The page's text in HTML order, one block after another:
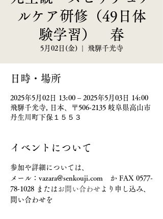
ルケア研修（49日体
験学習） 春
5月02日(金)
  |
飛騨千光寺
日時・場所
2025年5月02日 13:00 – 2025年5月03日 14:00
飛騨千光寺, 日本、〒506-2135 岐阜県高山市
丹生川町下保１５５３
イベントについて
参加や詳細については、
メール：vazara@senkouji.com　か FAX 0577-
78-1028 または お問い合わせ より申し込み、
問い合わせを